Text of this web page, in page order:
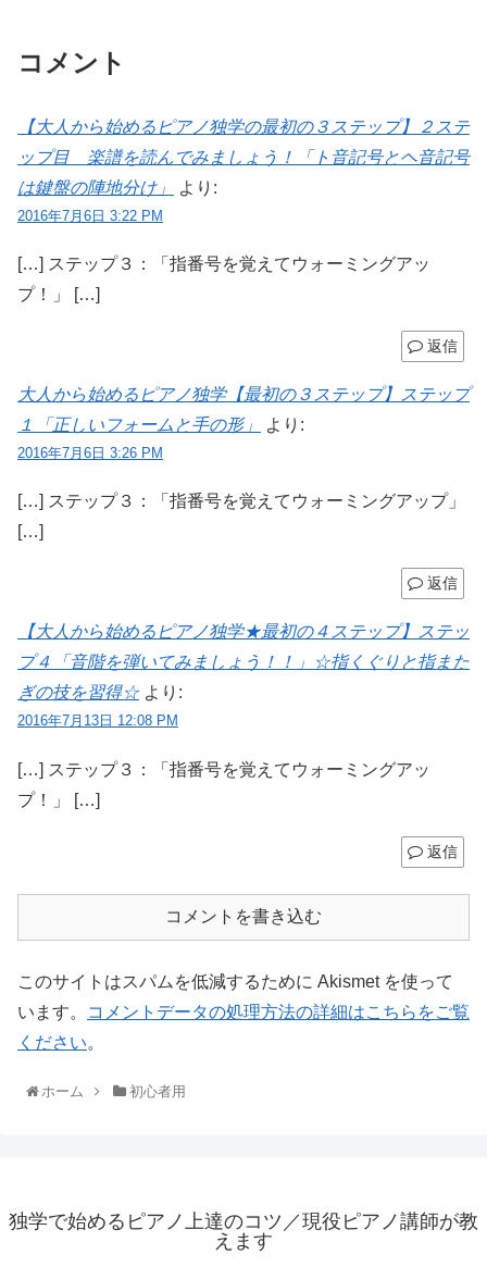
コメント
【大人から始めるピアノ独学の最初の３ステップ】２ステ
ップ目 楽譜を読んでみましょう！「ト音記号とヘ音記号
は鍵盤の陣地分け」
より:
2016年7月6日 3:22 PM
[…] ステップ３：「指番号を覚えてウォーミングアッ
プ！」 […]
返信
大人から始めるピアノ独学【最初の３ステップ】ステップ
１「正しいフォームと手の形」
より:
2016年7月6日 3:26 PM
[…] ステップ３：「指番号を覚えてウォーミングアップ」
[…]
返信
【大人から始めるピアノ独学★最初の４ステップ】ステッ
プ４「音階を弾いてみましょう！！」☆指くぐりと指また
ぎの技を習得☆ より:
2016年7月13日 12:08 PM
[…] ステップ３：「指番号を覚えてウォーミングアッ
プ！」 […]
返信
コメントを書き込む
このサイトはスパムを低減するために Akismet を使って
います。
コメントデータの処理方法の詳細はこちらをご覧
ください。
ホーム 初心者用
独学で始めるピアノ上達のコツ／現役ピアノ講師が教
えます